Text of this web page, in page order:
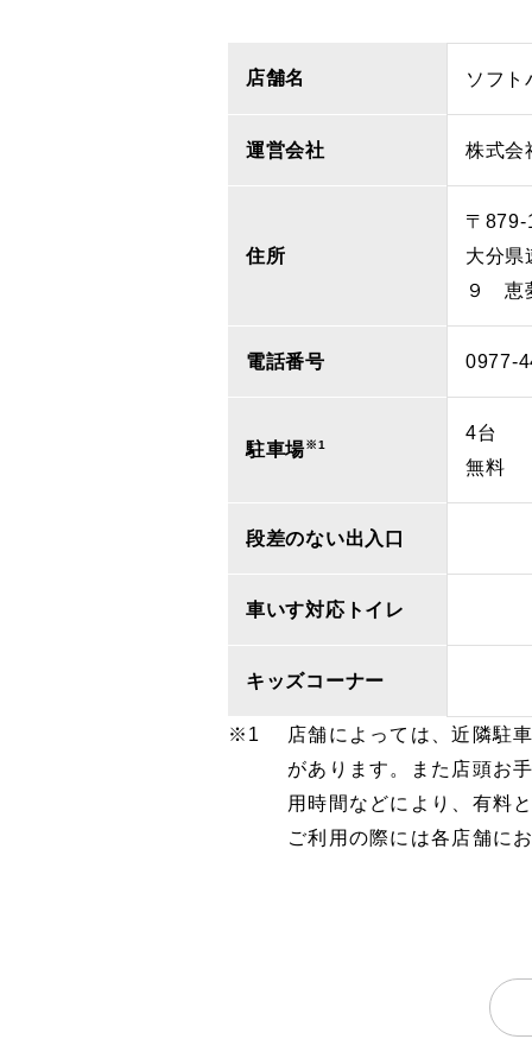
店舗名 ソフト
運営会社 株式会
住所
〒879-
大分県
９ 恵
電話番号 0977-
駐車場※1
4台
無料
段差のない出入口
車いす対応トイレ
キッズコーナー
店舗によっては、近隣駐
があります。また店頭お
用時間などにより、有料
ご利用の際には各店舗に